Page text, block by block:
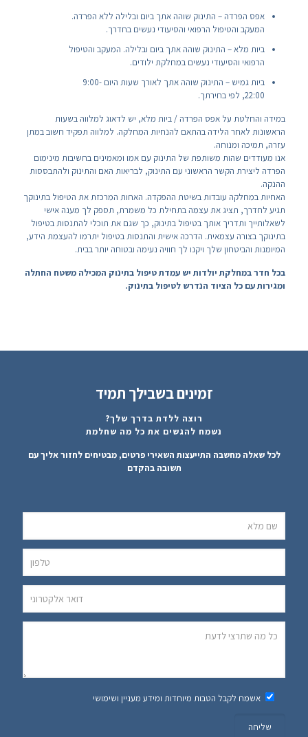
אפס הפרדה – התינוק שוהה אתך ביום ובלילה ללא הפרדה.
המעקב והטיפול הרפואי והסיעודי נעשים בחדרך.
ביות מלא – התינוק שוהה אתך ביום ובלילה. המעקב והטיפול
הרפואי והסיעודי נעשים במחלקת ילודים.
ביות גמיש – התינוק שוהה אתך לאורך שעות היום 9:00-
22:00, לפי בחירתך.
במידה והחלטת על אפס הפרדה / ביות מלא, יש לדאוג למלווה בשעות
הראשונות לאחר הלידה בהתאם להנחיות המחלקה. למלווה תפקיד חשוב במתן
עזרה, תמיכה ומנוחה.
אנו מעודדים שהות משותפת של התינוק עם אמו ומאמינים בחשיבות מינימום
הפרדה ליצירת הקשר הראשוני עם התינוק, לבריאות האם והתינוק ולהתבססות
ההנקה.
האחיות במחלקה עובדות בשיטת ההפקדה. האחות המרכזת את הטיפול בתינוקך
תגיע לחדרך, תציג את עצמה בתחילת כל משמרת, תספק לך מענה אישי
לשאלותייך ותדריך אותך בטיפול בתינוק, כך שגם את תוכלי להתנסות בטיפול
בתינוקך בצורה עצמאית. הדרכה אישית והתנסות בטיפול יתרמו להעצמת הידע,
המיומנות והביטחון שלך ויקנו לך חוויה נעימה ובטוחה יותר בבית.
בכל חדר במחלקת יולדות יש עמדת טיפול בתינוק המכילה משטח החתלה
ומגירות עם כל הציוד הנדרש לטיפול בתינוק.
זמינים בשבילך תמיד
רוצה ללדת בדרך שלך?
נשמח להגשים את כל מה שחלמת
לכל שאלה מחשבה התייעצות השאירי פרטים, מבטיחים לחזור אליך עם
תשובה בהקדם
אשמח לקבל הטבות מיוחדות ומידע מעניין ושימושי